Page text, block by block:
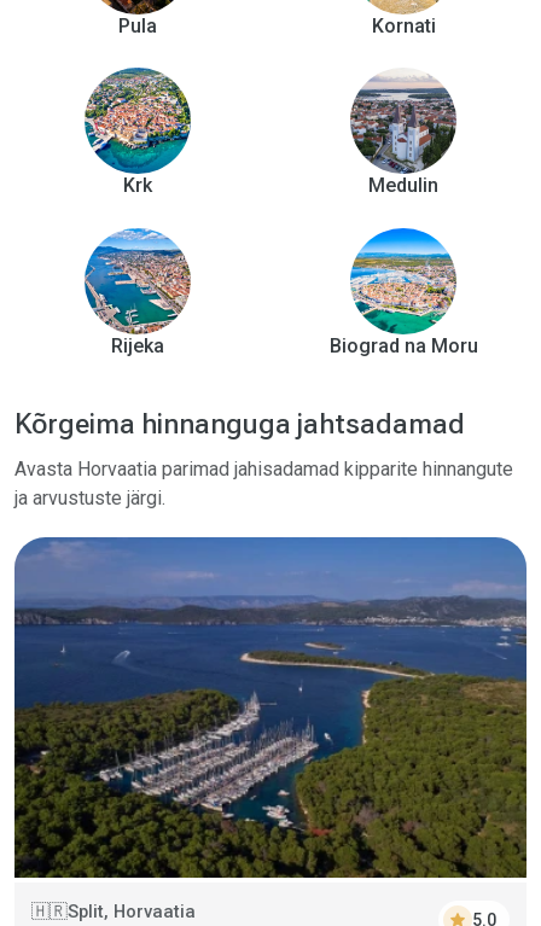
Pula Kornati
Krk Medulin
Rijeka Biograd na Moru
Kõrgeima hinnanguga jahtsadamad
Avasta Horvaatia parimad jahisadamad kipparite hinnangute
ja arvustuste järgi.
🇭🇷Split, Horvaatia star 5.0